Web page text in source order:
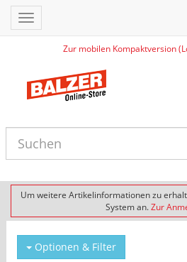
Zur mobilen Kompaktversion
Toggle
navigation
Um weitere Artikelinformationen zu
System an.Zur
Optionen & Filter